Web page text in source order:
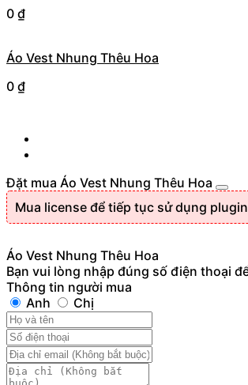
0 ₫
Áo Vest Nhung Thêu Hoa
0 ₫
Đặt mua Áo Vest Nhung Thêu Hoa
Mua license để tiếp tục sử dụng
Áo Vest Nhung Thêu Hoa
Bạn vui lòng nhập đúng số điện thoại
Thông tin người mua
Anh
Chị